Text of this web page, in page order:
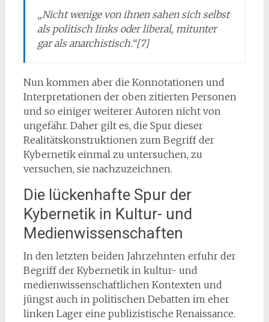
„Nicht wenige von ihnen sahen sich selbst
als politisch links oder liberal, mitunter
gar als anarchistisch.“[7]
Nun kommen aber die Konnotationen und
Interpretationen der oben zitierten Personen
und so einiger weiterer Autoren nicht von
ungefähr. Daher gilt es, die Spur dieser
Realitätskonstruktionen zum Begriff der
Kybernetik einmal zu untersuchen, zu
versuchen, sie nachzuzeichnen.
Die lückenhafte Spur der
Kybernetik in Kultur- und
Medienwissenschaften
In den letzten beiden Jahrzehnten erfuhr der
Begriff der Kybernetik in kultur- und
medienwissenschaftlichen Kontexten und
jüngst auch in politischen Debatten im eher
linken Lager eine publizistische Renaissance.